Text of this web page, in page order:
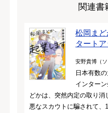
関連書
松岡ま
タート
安野貴博（ソ
日本有数
インター
どかは、突然内定の取り
悪なスカウトに騙されて